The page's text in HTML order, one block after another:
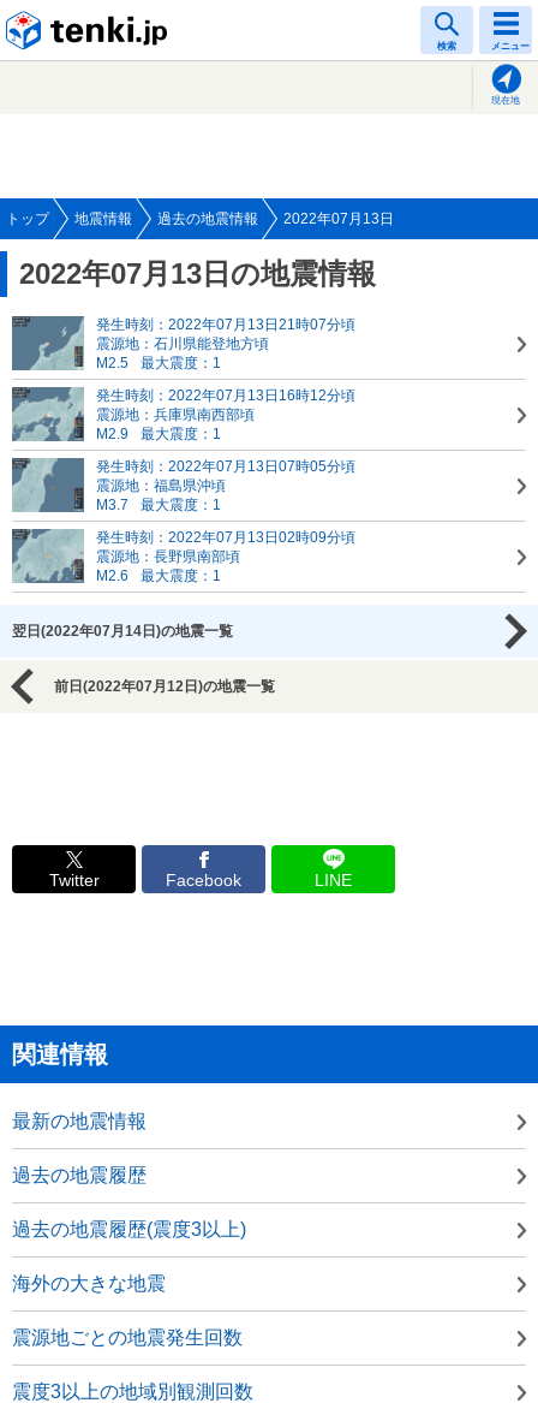
検索 メニュー
現在地
トップ 地震情報 過去の地震情報 2022年07月13日
2022年07月13日の地震情報
発生時刻：2022年07月13日21時07分頃
震源地：石川県能登地方頃
M2.5
最大震度：1
発生時刻：2022年07月13日16時12分頃
震源地：兵庫県南西部頃
M2.9
最大震度：1
発生時刻：2022年07月13日07時05分頃
震源地：福島県沖頃
M3.7
最大震度：1
発生時刻：2022年07月13日02時09分頃
震源地：長野県南部頃
M2.6
最大震度：1
翌日(2022年07月14日)の地震一覧
前日(2022年07月12日)の地震一覧
Twitter Facebook LINE
関連情報
最新の地震情報
過去の地震履歴
過去の地震履歴(震度3以上)
海外の大きな地震
震源地ごとの地震発生回数
震度3以上の地域別観測回数